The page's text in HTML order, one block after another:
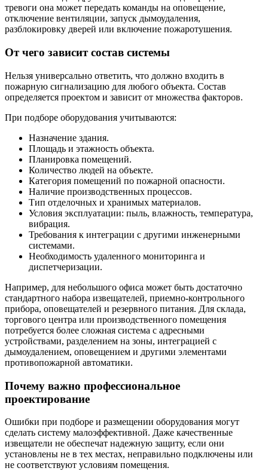
тревоги она может передать команды на оповещение,
отключение вентиляции, запуск дымоудаления,
разблокировку дверей или включение пожаротушения.
От чего зависит состав системы
Нельзя универсально ответить, что должно входить в
пожарную сигнализацию для любого объекта. Состав
определяется проектом и зависит от множества факторов.
При подборе оборудования учитываются:
Назначение здания.
Площадь и этажность объекта.
Планировка помещений.
Количество людей на объекте.
Категория помещений по пожарной опасности.
Наличие производственных процессов.
Тип отделочных и хранимых материалов.
Условия эксплуатации: пыль, влажность, температура,
вибрация.
Требования к интеграции с другими инженерными
системами.
Необходимость удаленного мониторинга и
диспетчеризации.
Например, для небольшого офиса может быть достаточно
стандартного набора извещателей, приемно-контрольного
прибора, оповещателей и резервного питания. Для склада,
торгового центра или производственного помещения
потребуется более сложная система с адресными
устройствами, разделением на зоны, интеграцией с
дымоудалением, оповещением и другими элементами
противопожарной автоматики.
Почему важно профессиональное
проектирование
Ошибки при подборе и размещении оборудования могут
сделать систему малоэффективной. Даже качественные
извещатели не обеспечат надежную защиту, если они
установлены не в тех местах, неправильно подключены или
не соответствуют условиям помещения.